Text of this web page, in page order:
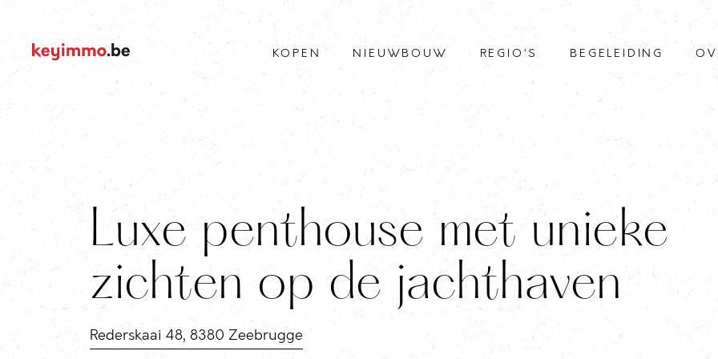
KOPEN NIEUWBOUW REGIO’S BEGELEIDING
Luxe penthouse met unieke
zichten op de jachthaven
Rederskaai 48, 8380 Zeebrugge